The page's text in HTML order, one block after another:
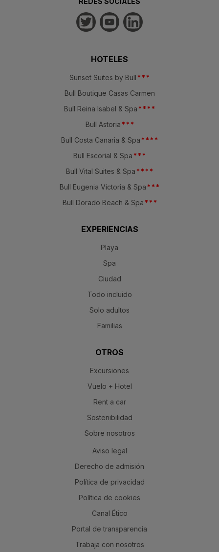
HOTELES
Sunset Suites by Bull * * *
Bull Boutique Casas Carmen
Bull Reina Isabel & Spa * * * *
Bull Astoria * * *
Bull Costa Canaria & Spa * * * *
Bull Escorial & Spa * * *
Bull Vital Suites & Spa * * * *
Bull Eugenia Victoria & Spa * * *
Bull Dorado Beach & Spa * * *
EXPERIENCIAS
Playa
Spa
Ciudad
Todo incluido
Solo adultos
Familias
OTROS
Excursiones
Vuelo + Hotel
Rent a car
Sostenibilidad
Sobre nosotros
Aviso legal
Derecho de admisión
Política de privacidad
Política de cookies
Canal Ético
Portal de transparencia
Trabaja con nosotros